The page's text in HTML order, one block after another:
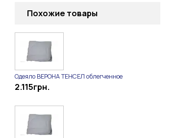
Похожие товары
Одеяло ВЕРОНА ТЕНСЕЛ облегченное
2.115грн.